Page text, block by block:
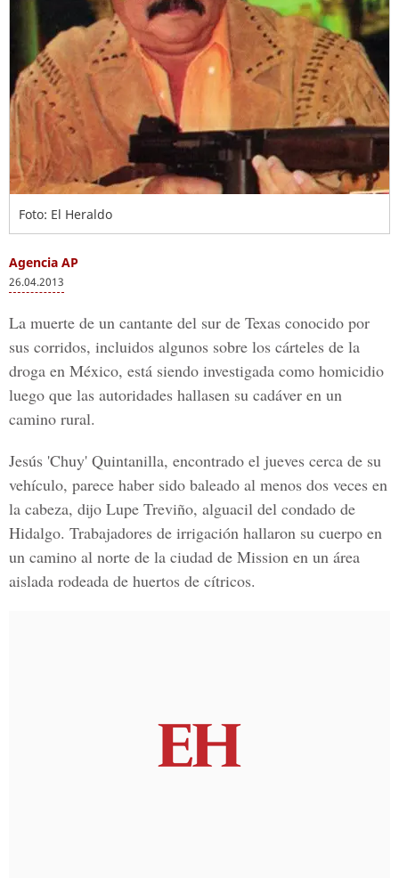
Foto: El Heraldo
Agencia AP
26.04.2013
La muerte de un cantante del sur de Texas conocido por
sus corridos, incluidos algunos sobre los cárteles de la
droga en México, está siendo investigada como homicidio
luego que las autoridades hallasen su cadáver en un
camino rural.
Jesús 'Chuy' Quintanilla, encontrado el jueves cerca de su
vehículo, parece haber sido baleado al menos dos veces en
la cabeza, dijo Lupe Treviño, alguacil del condado de
Hidalgo. Trabajadores de irrigación hallaron su cuerpo en
un camino al norte de la ciudad de Mission en un área
aislada rodeada de huertos de cítricos.